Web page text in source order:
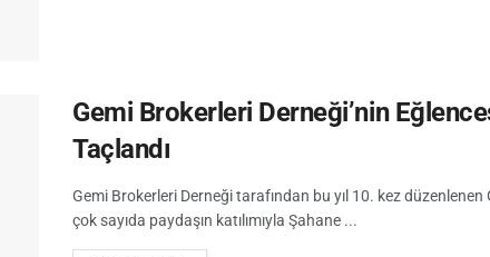
Gemi Brokerleri Derneği’nin
Taçlandı
Gemi Brokerleri Derneği tarafından bu yıl 10. kez
çok sayıda paydaşın katılımıyla Şahane ...